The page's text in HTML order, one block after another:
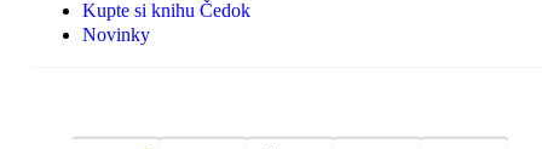
Kupte si knihu Čedok
Novinky